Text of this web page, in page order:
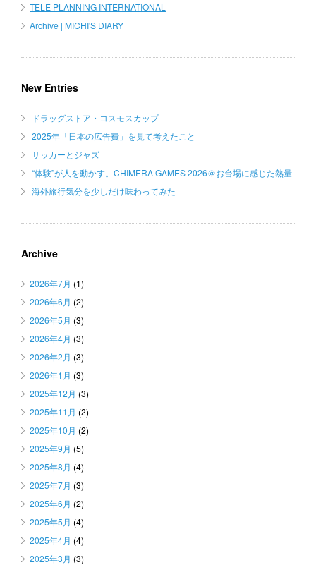
TELE PLANNING INTERNATIONAL
Archive | MICHI'S DIARY
New Entries
ドラッグストア・コスモスカップ
2025年「日本の広告費」を見て考えたこと
サッカーとジャズ
“体験”が人を動かす。CHIMERA GAMES 2026＠お台場に感じた熱量
海外旅行気分を少しだけ味わってみた
Archive
2026年7月 (1)
2026年6月 (2)
2026年5月 (3)
2026年4月 (3)
2026年2月 (3)
2026年1月 (3)
2025年12月 (3)
2025年11月 (2)
2025年10月 (2)
2025年9月 (5)
2025年8月 (4)
2025年7月 (3)
2025年6月 (2)
2025年5月 (4)
2025年4月 (4)
2025年3月 (3)